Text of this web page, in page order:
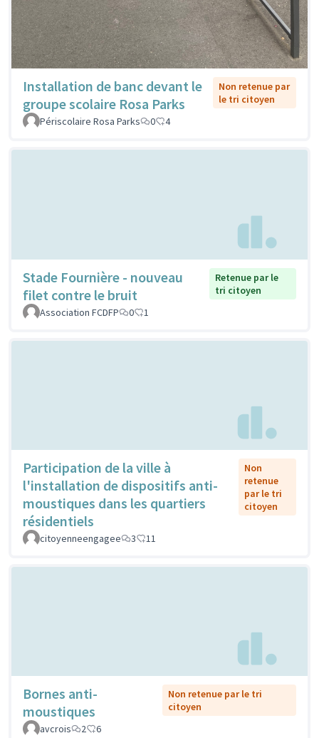
Installation de banc devant le
groupe scolaire Rosa Parks
Non retenue par
le tri citoyen
Périscolaire Rosa Parks
0 4
Stade Fournière - nouveau
filet contre le bruit
Retenue par le
tri citoyen
Association FCDFP
0 1
Participation de la ville à
l'installation de dispositifs anti-
moustiques dans les quartiers
résidentiels
Non
retenue
par le tri
citoyen
citoyenneengagee 3 11
Bornes anti-
moustiques
Non retenue par le tri
citoyen
avcrois
2 6